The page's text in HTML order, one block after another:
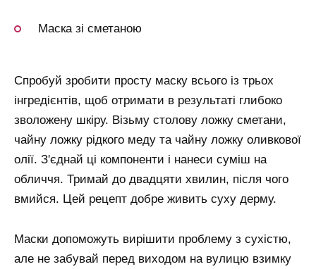
Маска зі сметаною
Спробуй зробити просту маску всього із трьох
інгредієнтів, щоб отримати в результаті глибоко
зволожену шкіру. Візьму столову ложку сметани,
чайну ложку рідкого меду та чайну ложку оливкової
олії. З'єднай ці компоненти і нанеси суміш на
обличчя. Тримай до двадцяти хвилин, після чого
вмийся. Цей рецепт добре живить суху дерму.
Маски допоможуть вирішити проблему з сухістю,
але не забувай перед виходом на вулицю взимку